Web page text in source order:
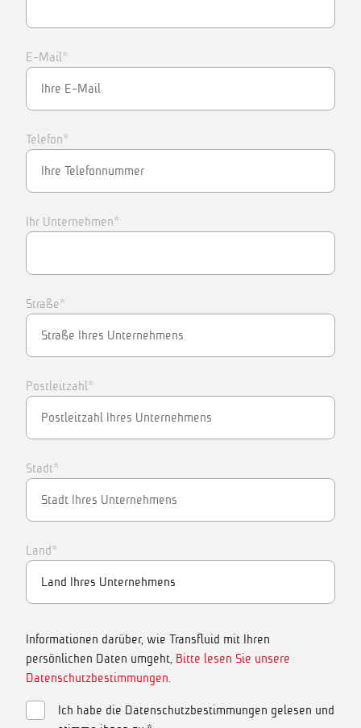
E-Mail*
Telefon*
Ihr Unternehmen*
Straße*
Postleitzahl*
Stadt*
Land*
Informationen darüber, wie Transfluid mit Ihren
persönlichen Daten umgeht, Bitte lesen Sie unsere
Datenschutzbestimmungen.
Ich habe die Datenschutzbestimmungen gelesen und